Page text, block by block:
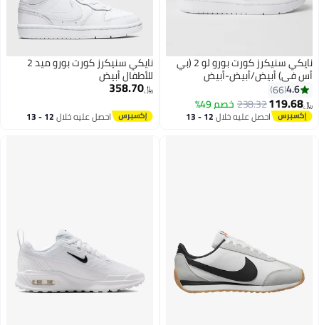
نايكي سنيكرز كورت بورو لو 2 (بي
أس في) أبيض/أبيض-أبيض
4.6
66
﷼‏119.68
238.32خصم 49%
احصل عليه خلال 12 - 13
نايكي سنيكرز كورت بورو ميد 2
للأطفال أبيض
﷼‏358.70
احصل عليه خلال 12 - 13